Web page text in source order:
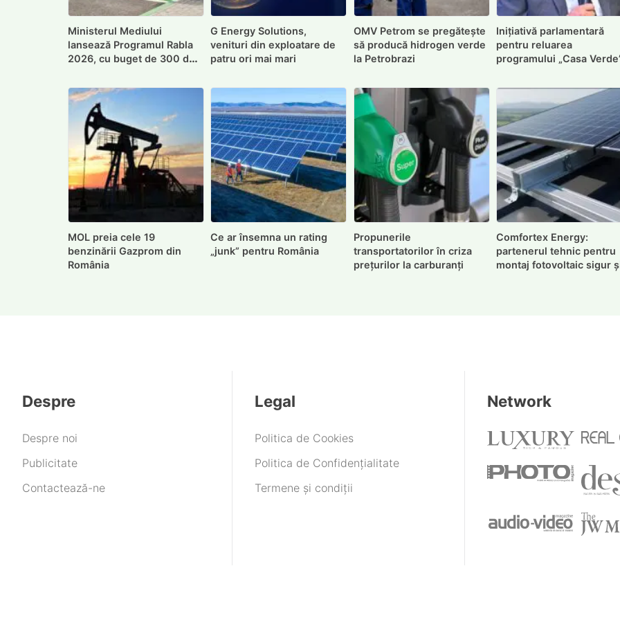
Ministerul Mediului
lansează Programul Rabla
2026, cu buget de 300 de
G Energy Solutions,
venituri din exploatare de
patru ori mai mari
OMV Petrom se pregătește
să producă hidrogen verde
la Petrobrazi
Inițiativă parlamentară
pentru reluarea
programului „Casa
MOL preia cele 19
benzinării Gazprom din
România
Ce ar însemna un rating
„junk” pentru România
Propunerile
transportatorilor în criza
prețurilor la carburanți
Comfortex Energy:
partenerul tehnic pentru
montaj fotovoltaic sigur
Despre
Despre noi
Publicitate
Contactează-ne
Legal
Politica de Cookies
Politica de Confidențialitate
Termene și condiții
Network